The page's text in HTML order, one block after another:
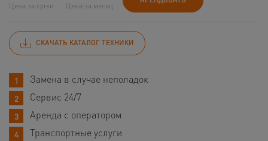
Цена за сутки Цена за месяц
СКАЧАТЬ КАТАЛОГ ТЕХНИКИ
Замена в случае неполадок
Сервис 24/7
Аренда с оператором
Транспортные услуги